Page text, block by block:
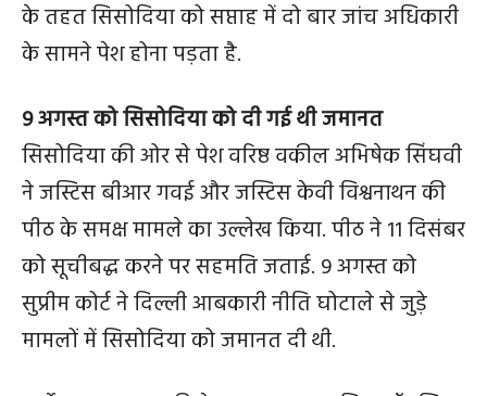
के तहत सिसोदिया को सप्ताह में दो बार जांच अधिकारी
के सामने पेश होना पड़ता है.
9 अगस्त को सिसोदिया को दी गई थी जमानत
सिसोदिया की ओर से पेश वरिष्ठ वकील अभिषेक सिंघवी
ने जस्टिस बीआर गवई और जस्टिस केवी विश्वनाथन की
पीठ के समक्ष मामले का उल्लेख किया. पीठ ने 11 दिसंबर
को सूचीबद्ध करने पर सहमति जताई. 9 अगस्त को
सुप्रीम कोर्ट ने दिल्ली आबकारी नीति घोटाले से जुड़े
मामलों में सिसोदिया को जमानत दी थी.